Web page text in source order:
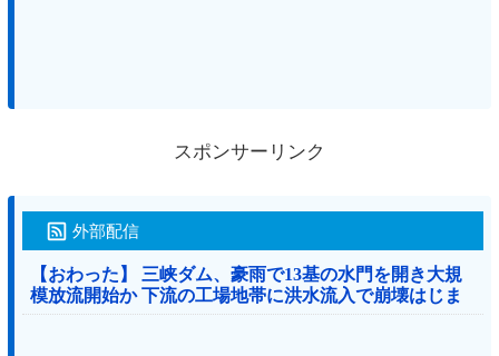
スポンサーリンク
外部配信
【おわった】 三峡ダム、豪雨で13基の水門を開き大規
模放流開始か 下流の工場地帯に洪水流入で崩壊はじま
る